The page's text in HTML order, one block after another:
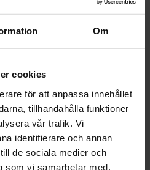
Om
cookies
för att anpassa innehållet
tillhandahålla funktioner
vår trafik. Vi
identifierare och annan
de sociala medier och
som vi samarbetar med.
KÖP